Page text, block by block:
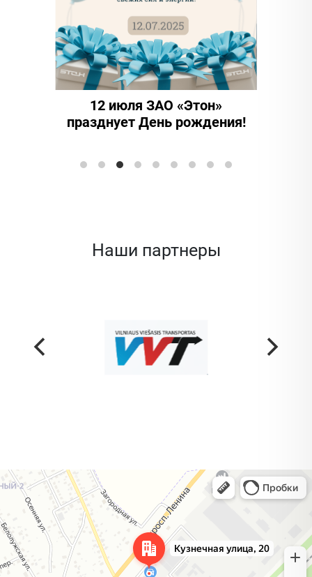
12 июля ЗАО «Этон»
празднует День рождения!
Наши партнеры
Жодино
Кузнечная улица, 20 — Яндекс Карты